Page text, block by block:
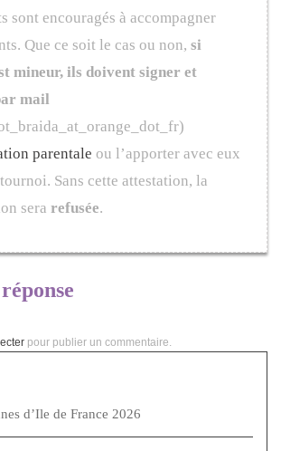
sont encouragés à accompagner
Que ce soit le cas ou non, si
mineur, ils doivent signer et
mail
parentale ou l’apporter avec eux
Sans cette attestation, la
sera refusée.
pour publier un commentaire.
d’Ile de France 2026